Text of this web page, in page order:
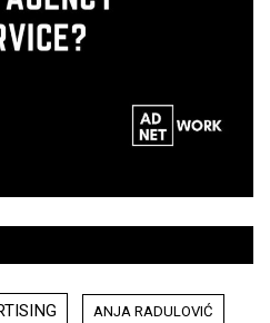
ANJA RADULOVIĆ